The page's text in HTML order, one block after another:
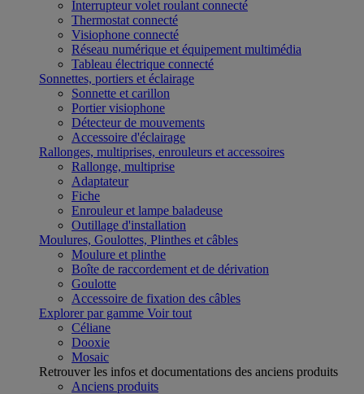
Interrupteur volet roulant connecté
Thermostat connecté
Visiophone connecté
Réseau numérique et équipement multimédia
Tableau électrique connecté
Sonnettes, portiers et éclairage
Sonnette et carillon
Portier visiophone
Détecteur de mouvements
Accessoire d'éclairage
Rallonges, multiprises, enrouleurs et accessoires
Rallonge, multiprise
Adaptateur
Fiche
Enrouleur et lampe baladeuse
Outillage d'installation
Moulures, Goulottes, Plinthes et câbles
Moulure et plinthe
Boîte de raccordement et de dérivation
Goulotte
Accessoire de fixation des câbles
Explorer par gamme Voir tout
Céliane
Dooxie
Mosaic
Retrouver les infos et documentations des anciens produits
Anciens produits